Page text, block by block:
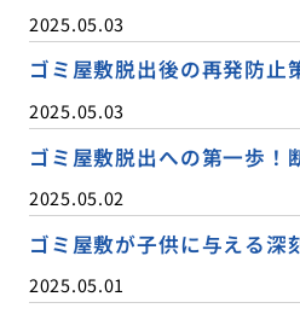
2025.05.03
ゴミ屋敷脱出後の再発防止
2025.05.03
ゴミ屋敷脱出への第一歩！
2025.05.02
ゴミ屋敷が子供に与える深
2025.05.01